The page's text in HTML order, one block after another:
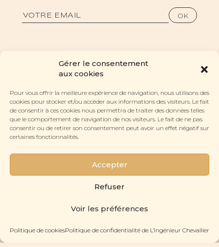
Gérer le consentement
aux cookies
Pour vous offrir la meilleure expérience de navigation, nous utilisons des
cookies pour stocker et/ou accéder aux informations des visiteurs. Le fait
de consentir à ces cookies nous permettra de traiter des données telles
que le comportement de navigation de nos visiteurs. Le fait de ne pas
consentir ou de retirer son consentement peut avoir un effet négatif sur
certaines fonctionnalités.
Accepter
Refuser
Voir les préférences
Politique de cookiesPolitique de confidentialité de L’Ingénieur Chevallier
PRENDRE UN RENDEZ-VOUS
RUBRIQUES
Les Lunettes
L'Atelier
CONTACT
La Gazette
La Revue de Presse
SUIVEZ-NOUS
Instagram
Plan du site.
Politique de confidentialité